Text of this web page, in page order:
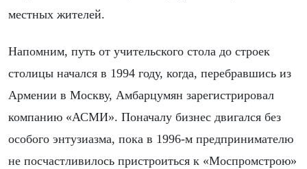
местных жителей.
Напомним, путь от учительского стола до строек
столицы начался в 1994 году, когда, перебравшись из
Армении в Москву, Амбарцумян зарегистрировал
компанию «АСМИ». Поначалу бизнес двигался без
особого энтузиазма, пока в 1996-м предпринимателю
не посчастливилось пристроиться к «Моспромстрою»